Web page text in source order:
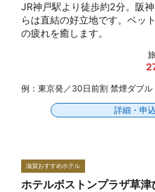
JR神戸駅より徒歩約2分。阪
らは直結の好立地です。ベッ
の疲れを癒します。
例：東京発／30日前割 禁煙ダブル
詳細・申込
滋賀おすすめホテル
ホテルボストンプラザ草津